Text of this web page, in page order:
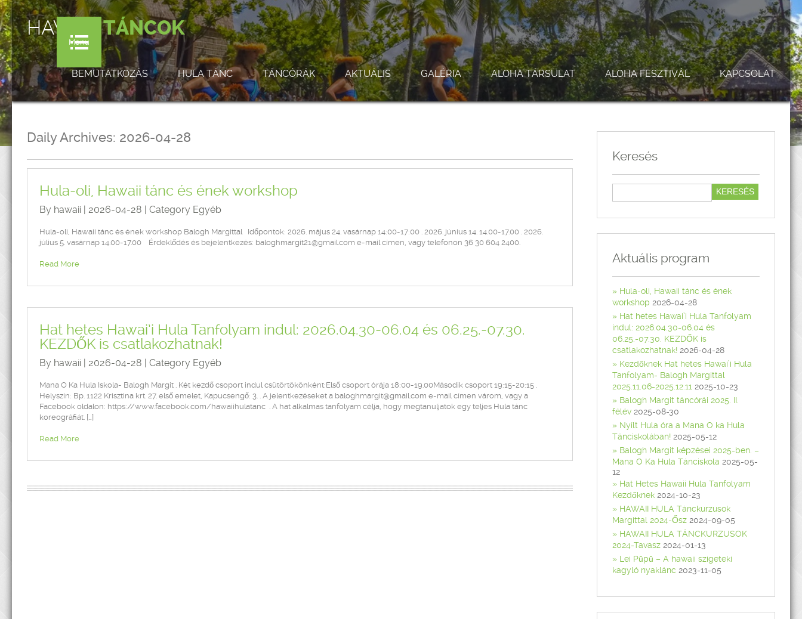
HAWAI'ITÁNCOK
Menu
BEMUTATKOZÁS HULA TÁNC TÁNCÓRÁK AKTUÁLIS GALÉRIA ALOHA TÁRSULAT ALOHA FESZTIVÁL KAPCSOLAT
Daily Archives: 2026-04-28
Hula-oli, Hawaii tánc és ének workshop
By hawaii | 2026-04-28 | Category Egyéb
Hula-oli, Hawaii tánc és ének workshop Balogh Margittal Időpontok: 2026. május 24. vasárnap 14:00-17:00 . 2026. június 14. 14.00-17.00 . 2026.
július 5. vasárnap 14.00-17.00 Érdeklődés és bejelentkezés: baloghmargit21@gmail.com e-mail címen, vagy telefonon 36 30 604 2400.
Read More
Hat hetes Hawai’i Hula Tanfolyam indul: 2026.04.30-06.04 és 06.25.-07.30.
KEZDŐK is csatlakozhatnak!
By hawaii | 2026-04-28 | Category Egyéb
Mana O Ka Hula Iskola- Balogh Margit . Két kezdő csoport indul csütörtökönként:Első csoport órája 18:00-19.00Második csoport 19:15-20:15 .
Helyszín: Bp. 1122 Krisztina krt. 27. első emelet, Kapucsengő: 3. . A jelentkezéseket a baloghmargit@gmail.com e-mail címen várom, vagy a
Facebook oldalon: https://www.facebook.com/hawaiihulatanc . A hat alkalmas tanfolyam célja, hogy megtanuljatok egy teljes Hula tánc
koreográfiát. […]
Read More
Keresés
Aktuális program
Hula-oli, Hawaii tánc és ének
workshop 2026-04-28
Hat hetes Hawai’i Hula Tanfolyam
indul: 2026.04.30-06.04 és
06.25.-07.30. KEZDŐK is
csatlakozhatnak! 2026-04-28
Kezdőknek Hat hetes Hawai’i Hula
Tanfolyam- Balogh Margittal
2025.11.06-2025.12.11 2025-10-23
Balogh Margit táncórái 2025. II.
félév 2025-08-30
Nyílt Hula óra a Mana O ka Hula
Tánciskolában! 2025-05-12
Balogh Margit képzései 2025-ben. –
Mana O Ka Hula Tánciskola 2025-05-
12
Hat Hetes Hawaii Hula Tanfolyam
Kezdőknek 2024-10-23
HAWAII HULA Tánckurzusok
Margittal 2024-Ősz 2024-09-05
HAWAII HULA TÁNCKURZUSOK
2024-Tavasz 2024-01-13
Lei Pūpū – A hawaii szigeteki
kagyló nyaklánc 2023-11-05